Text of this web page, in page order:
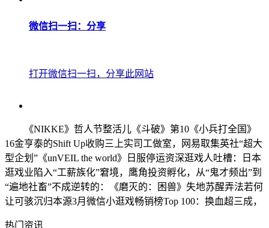
微信扫一扫：分享
打开微信扫一扫，分享此网站
《NIKKE》哲人节整活儿《斗破》第10《小兵打全国》
16金亨泰的Shift Up收购三上实司工做室，网易取集英社“超大
型企划”《unVEIL the world》日服停运资深逛戏人吐槽：日本
逛戏业陷入“工薪族化”窘境，鹰角投资孵化，从“鬼才频出”到
“遍地社畜”不成逆转的：《磨灭的：困兽》失地苏醒弄法若何
让可骇沉归本源3月微信小逛戏畅销榜Top 100：换血超三成，
热门资讯